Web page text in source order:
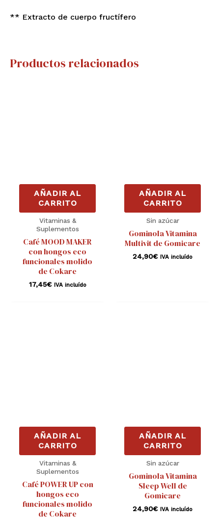
** Extracto de cuerpo fructífero
Productos relacionados
AÑADIR AL
CARRITO
Vitaminas &
Suplementos
Café MOOD MAKER
con hongos eco
funcionales molido
de Cokare
17,45€ IVA incluído
AÑADIR AL
CARRITO
Sin azúcar
Gominola Vitamina
Multivit de Gomicare
24,90€ IVA incluído
AÑADIR AL
CARRITO
Vitaminas &
Suplementos
Café POWER UP con
hongos eco
funcionales molido
de Cokare
AÑADIR AL
CARRITO
Sin azúcar
Gominola Vitamina
Sleep Well de
Gomicare
24,90€ IVA incluído